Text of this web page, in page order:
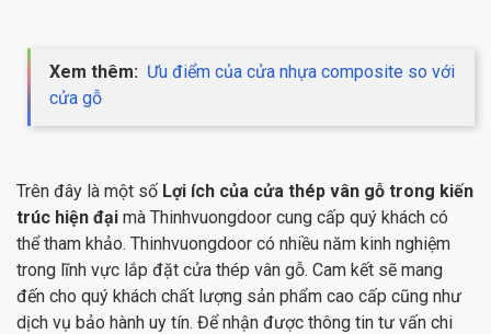
Xem thêm: Ưu điểm của cửa nhựa composite so với
cửa gỗ
Trên đây là một số Lợi ích của cửa thép vân gỗ trong kiến
trúc hiện đại mà Thinhvuongdoor cung cấp quý khách có
thể tham khảo. Thinhvuongdoor có nhiều năm kinh nghiệm
trong lĩnh vực lắp đặt cửa thép vân gỗ. Cam kết sẽ mang
đến cho quý khách chất lượng sản phẩm cao cấp cũng như
dịch vụ bảo hành uy tín. Để nhận được thông tin tư vấn chi